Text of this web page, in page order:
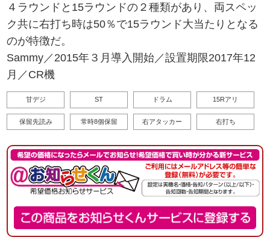
４ラウンドと15ラウンドの２種類があり、両スペッ
ク共に右打ち時は50％で15ラウンド大当たりとなる
のが特徴だ。
Sammy／2015年３月導入開始／設置期限2017年12
月／CR機
甘デジ ST ドラム 15Rアリ
保留先読み 常時8個保留 右アタッカー 右打ち